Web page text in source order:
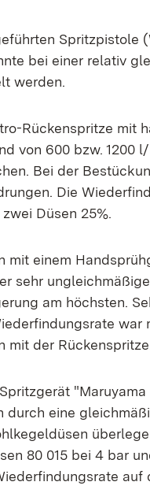
Spritzpistole
bei einer relativ
werden.
Rückenspritze mit
von 600 bzw. 1200
Bei der
Die
Düsen 25%.
mit einem
sehr
am höchsten.
mit der
durch eine
80 015 bei 4 bar
auf